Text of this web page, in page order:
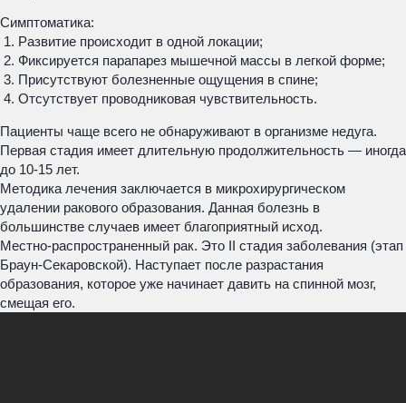
Симптоматика:
Развитие происходит в одной локации;
Фиксируется парапарез мышечной массы в легкой форме;
Присутствуют болезненные ощущения в спине;
Отсутствует проводниковая чувствительность.
Пациенты чаще всего не обнаруживают в организме недуга.
Первая стадия имеет длительную продолжительность — иногда
до 10-15 лет.
Методика лечения заключается в микрохирургическом
удалении ракового образования. Данная болезнь в
большинстве случаев имеет благоприятный исход.
Местно-распространенный рак. Это II стадия заболевания (этап
Браун-Секаровской). Наступает после разрастания
образования, которое уже начинает давить на спинной мозг,
смещая его.